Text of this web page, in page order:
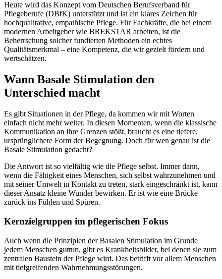
Heute wird das Konzept vom Deutschen Berufsverband für
Pflegeberufe (DBfK) unterstützt und ist ein klares Zeichen für
hochqualitative, empathische Pflege. Für Fachkräfte, die bei einem
modernen Arbeitgeber wie BREKSTAR arbeiten, ist die
Beherrschung solcher fundierten Methoden ein echtes
Qualitätsmerkmal – eine Kompetenz, die wir gezielt fördern und
wertschätzen.
Wann Basale Stimulation den
Unterschied macht
Es gibt Situationen in der Pflege, da kommen wir mit Worten
einfach nicht mehr weiter. In diesen Momenten, wenn die klassische
Kommunikation an ihre Grenzen stößt, braucht es eine tiefere,
ursprünglichere Form der Begegnung. Doch für wen genau ist die
Basale Stimulation gedacht?
Die Antwort ist so vielfältig wie die Pflege selbst. Immer dann,
wenn die Fähigkeit eines Menschen, sich selbst wahrzunehmen und
mit seiner Umwelt in Kontakt zu treten, stark eingeschränkt ist, kann
dieser Ansatz kleine Wunder bewirken. Er ist wie eine Brücke
zurück ins Fühlen und Spüren.
Kernzielgruppen im pflegerischen Fokus
Auch wenn die Prinzipien der Basalen Stimulation im Grunde
jedem Menschen guttun, gibt es Krankheitsbilder, bei denen sie zum
zentralen Baustein der Pflege wird. Das betrifft vor allem Menschen
mit tiefgreifenden Wahrnehmungsstörungen.